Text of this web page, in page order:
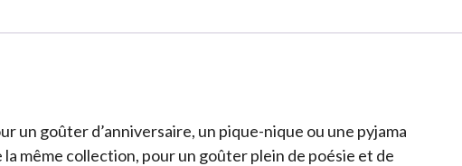
un goûter d’anniversaire, un pique-nique ou une pyjama
même collection, pour un goûter plein de poésie et de